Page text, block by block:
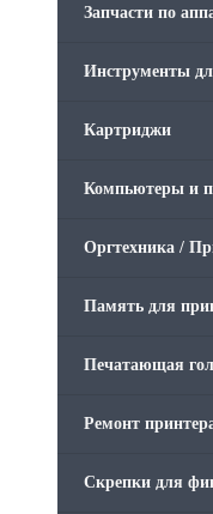
Запчасти по
Инструменты
Картриджи
Компьютеры и
Оргтехника /
Память для
Печатающая
Ремонт
Скрепки для